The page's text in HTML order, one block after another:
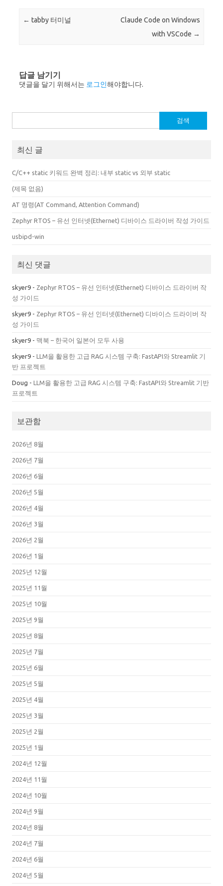
Post navigation
← tabby 터미널
Claude Code on Windows
with VSCode →
답글 남기기
댓글을 달기 위해서는 로그인해야합니다.
색:
최신 글
C/C++ static 키워드 완벽 정리: 내부 static vs 외부 static
(제목 없음)
AT 명령(AT Command, Attention Command)
Zephyr RTOS – 유선 인터넷(Ethernet) 디바이스 드라이버 작성 가이드
usbipd-win
최신 댓글
skyer9 - Zephyr RTOS – 유선 인터넷(Ethernet) 디바이스 드라이버 작
성 가이드
skyer9 - Zephyr RTOS – 유선 인터넷(Ethernet) 디바이스 드라이버 작
성 가이드
skyer9 - 맥북 – 한국어 일본어 모두 사용
skyer9 - LLM을 활용한 고급 RAG 시스템 구축: FastAPI와 Streamlit 기
반 프로젝트
Doug - LLM을 활용한 고급 RAG 시스템 구축: FastAPI와 Streamlit 기반
프로젝트
보관함
2026년 8월
2026년 7월
2026년 6월
2026년 5월
2026년 4월
2026년 3월
2026년 2월
2026년 1월
2025년 12월
2025년 11월
2025년 10월
2025년 9월
2025년 8월
2025년 7월
2025년 6월
2025년 5월
2025년 4월
2025년 3월
2025년 2월
2025년 1월
2024년 12월
2024년 11월
2024년 10월
2024년 9월
2024년 8월
2024년 7월
2024년 6월
2024년 5월